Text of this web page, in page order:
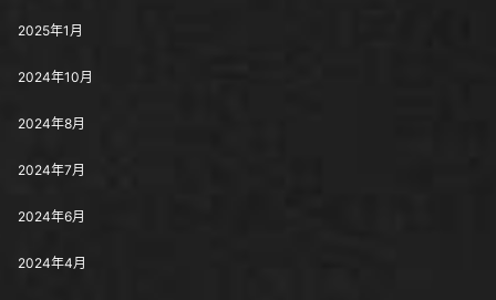
2025年1月
2024年10月
2024年8月
2024年7月
2024年6月
2024年4月